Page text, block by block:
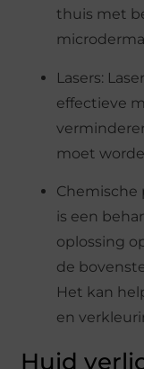
thuis met
Lasers:
effectieve
moet
Chemische
is een
oplossing
de
Het kan
en
Huid